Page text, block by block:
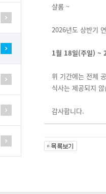
샬롬 ~
2026년도 상반기
1월 18일(주일) ~
위 기간에는 전체
식사는 제공되지
감사합니다.